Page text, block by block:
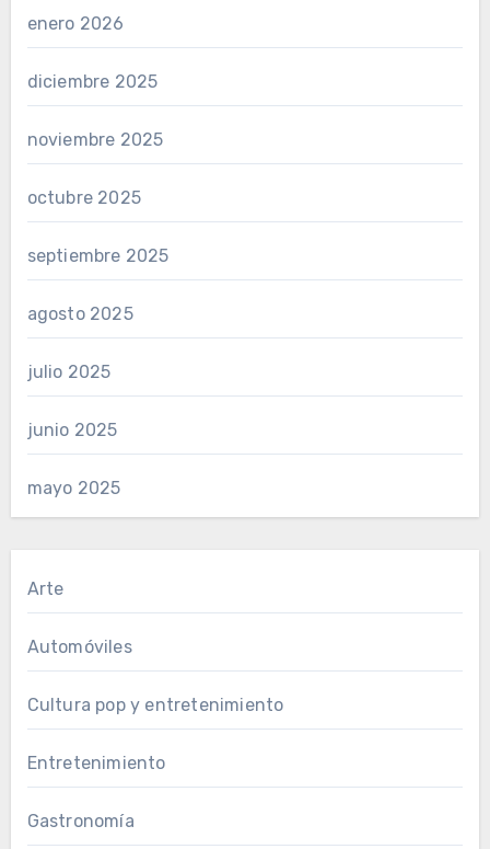
enero 2026
diciembre 2025
noviembre 2025
octubre 2025
septiembre 2025
agosto 2025
julio 2025
junio 2025
mayo 2025
Arte
Automóviles
Cultura pop y entretenimiento
Entretenimiento
Gastronomía